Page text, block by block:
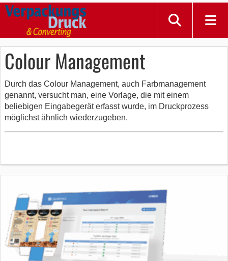
Colour Management
Durch das Colour Management, auch Farbmanagement
genannt, versucht man, eine Vorlage, die mit einem
beliebigen Eingabegerät erfasst wurde, im Druckprozess
möglichst ähnlich wiederzugeben.